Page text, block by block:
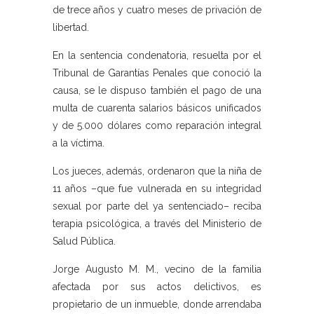
de trece años y cuatro meses de privación de
libertad.
En la sentencia condenatoria, resuelta por el
Tribunal de Garantías Penales que conoció la
causa, se le dispuso también el pago de una
multa de cuarenta salarios básicos unificados
y de 5.000 dólares como reparación integral
a la víctima.
Los jueces, además, ordenaron que la niña de
11 años –que fue vulnerada en su integridad
sexual por parte del ya sentenciado– reciba
terapia psicológica, a través del Ministerio de
Salud Pública.
Jorge Augusto M. M., vecino de la familia
afectada por sus actos delictivos, es
propietario de un inmueble, donde arrendaba